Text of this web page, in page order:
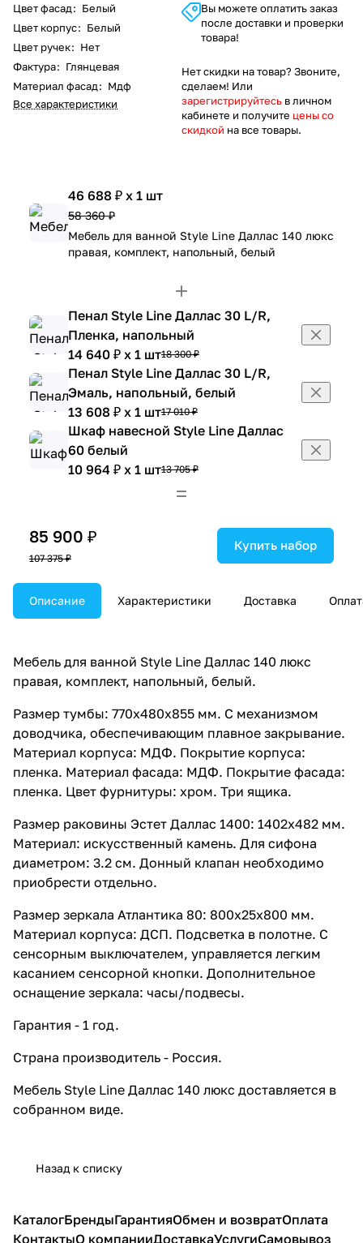
Цвет фасад: Белый
Цвет корпус: Белый
Цвет ручек: Нет
Фактура: Глянцевая
Материал фасад: Мдф
Все характеристики
Вы можете оплатить заказ
после доставки и проверки
товара!
Нет скидки на товар? Звоните,
сделаем! Или
зарегистрируйтесь в личном
кабинете и получите цены со
скидкой на все товары.
46 688 ₽ x 1 шт
58 360 ₽
Мебель для ванной Style Line Даллас 140 люкс
правая, комплект, напольный, белый
Пенал Style Line Даллас 30 L/R,
Пленка, напольный
14 640 ₽ x 1 шт18 300 ₽
Пенал Style Line Даллас 30 L/R,
Эмаль, напольный, белый
13 608 ₽ x 1 шт17 010 ₽
Шкаф навесной Style Line Даллас
60 белый
10 964 ₽ x 1 шт13 705 ₽
85 900 ₽
107 375 ₽
Купить набор
Описание Характеристики Доставка
Мебель для ванной Style Line Даллас 140 люкс
правая, комплект, напольный, белый.
Размер тумбы: 770x480x855 мм. С механизмом
доводчика, обеспечивающим плавное закрывание.
Материал корпуса: МДФ. Покрытие корпуса:
пленка. Материал фасада: МДФ. Покрытие фасада:
пленка. Цвет фурнитуры: хром. Три ящика.
Размер раковины Эстет Даллас 1400: 1402x482 мм.
Материал: искусственный камень. Для сифона
диаметром: 3.2 см. Донный клапан необходимо
приобрести отдельно.
Размер зеркала Атлантика 80: 800x25x800 мм.
Материал корпуса: ДСП. Подсветка в полотне. С
сенсорным выключателем, управляется легким
касанием сенсорной кнопки. Дополнительное
оснащение зеркала: часы/подвесы.
Гарантия - 1 год.
Страна производитель - Россия.
Мебель Style Line Даллас 140 люкс доставляется в
собранном виде.
Назад к списку
КаталогБрендыГарантияОбмен и возвратОплата
КонтактыО компанииДоставкаУслугиСамовывоз